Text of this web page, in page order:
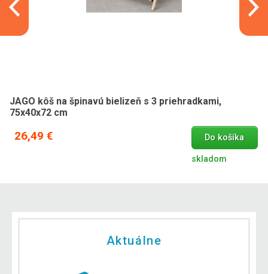
JAGO kôš na špinavú bielizeň s 3 priehradkami,
75x40x72 cm
26,49 € Do košíka
skladom
Aktuálne